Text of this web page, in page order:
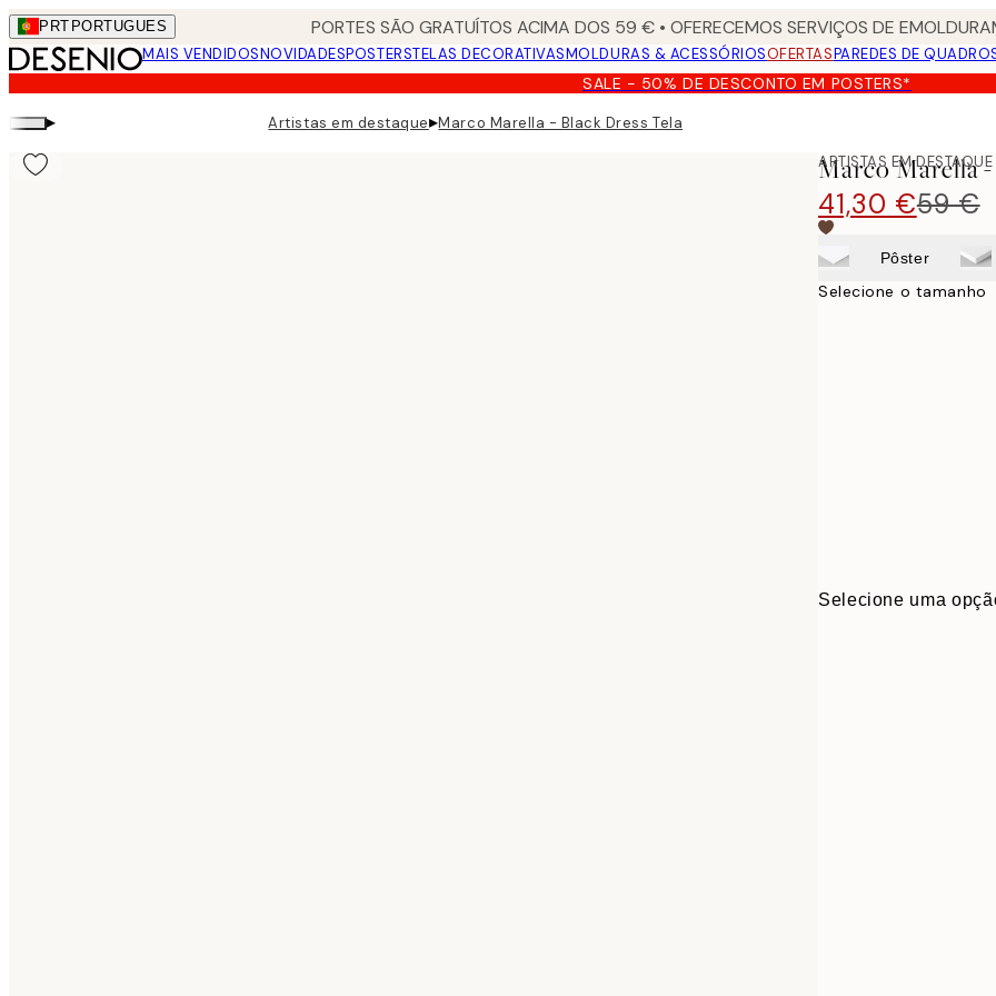
Skip
to
main
content.
PRT PORTUGUES PORTES SÃO GRATUÍTOS ACIMA DOS 59 € • OFERECEMOS SERVIÇOS DE
MAIS VENDIDOSNOVIDADESPOSTERSTELAS DECORATIVASMOLDURAS & ACESSÓRIOSOFERTASPAREDES DE
SALE - 50% DE DESCONTO EM POSTERS*
▸ Artistas em destaque▸Marco Marella - Black Dress Tela
ARTISTAS EM DESTAQUE
Marco Marella -
41,30 €59 €
Pôster
Selecione o tamanho
Selecione uma